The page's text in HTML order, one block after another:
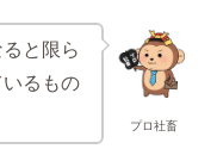
プロ社畜
と限ら
るもの